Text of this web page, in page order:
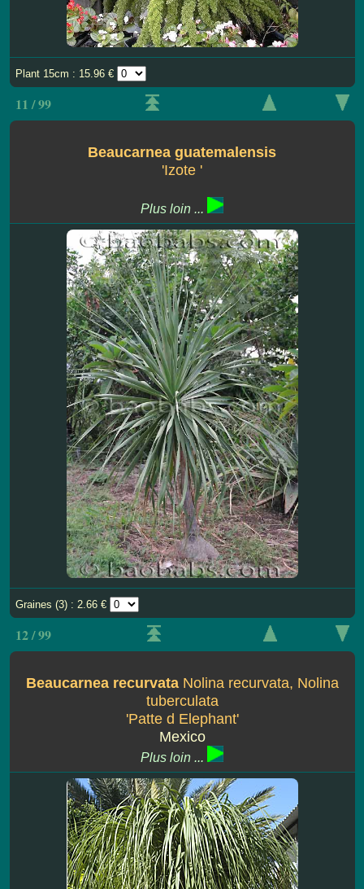
Plant 15cm : 15.96 €
11 / 99
Beaucarnea guatemalensis
'Izote '
Plus loin ...
Graines (3) : 2.66 €
12 / 99
Beaucarnea recurvata Nolina recurvata, Nolina
tuberculata
'Patte d Elephant'
Mexico
Plus loin ...